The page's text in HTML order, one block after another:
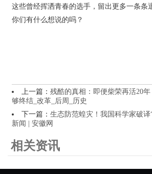
这些曾经挥洒青春的选手，留出更多一条条
你们有什么想说的吗？
上一篇： 残酷的真相：即便柴荣再活20
够终结_改革_后周_历史
下一篇： 生态防范蝗灾！我国科学家破译
新闻 | 安徽网
相关资讯